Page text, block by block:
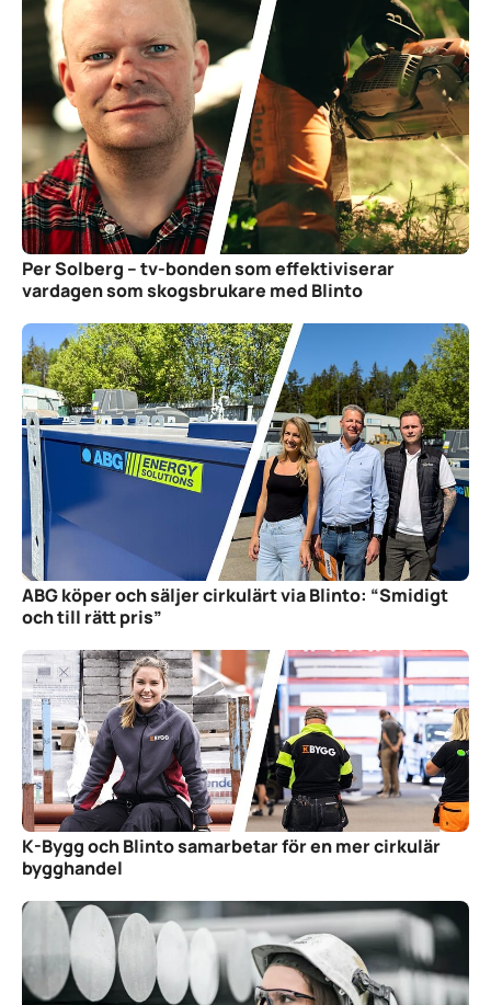
Per Solberg – tv-bonden som effektiviserar
vardagen som skogsbrukare med Blinto
ABG köper och säljer cirkulärt via Blinto: “Smidigt
och till rätt pris”
K-Bygg och Blinto samarbetar för en mer cirkulär
bygghandel